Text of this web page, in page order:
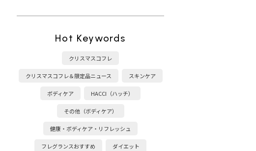
Hot Keywords
クリスマスコフレ
クリスマスコフレ＆限定品ニュース スキンケア
ボディケア HACCI（ハッチ）
その他（ボディケア）
健康・ボディケア・リフレッシュ
フレグランスおすすめ ダイエット